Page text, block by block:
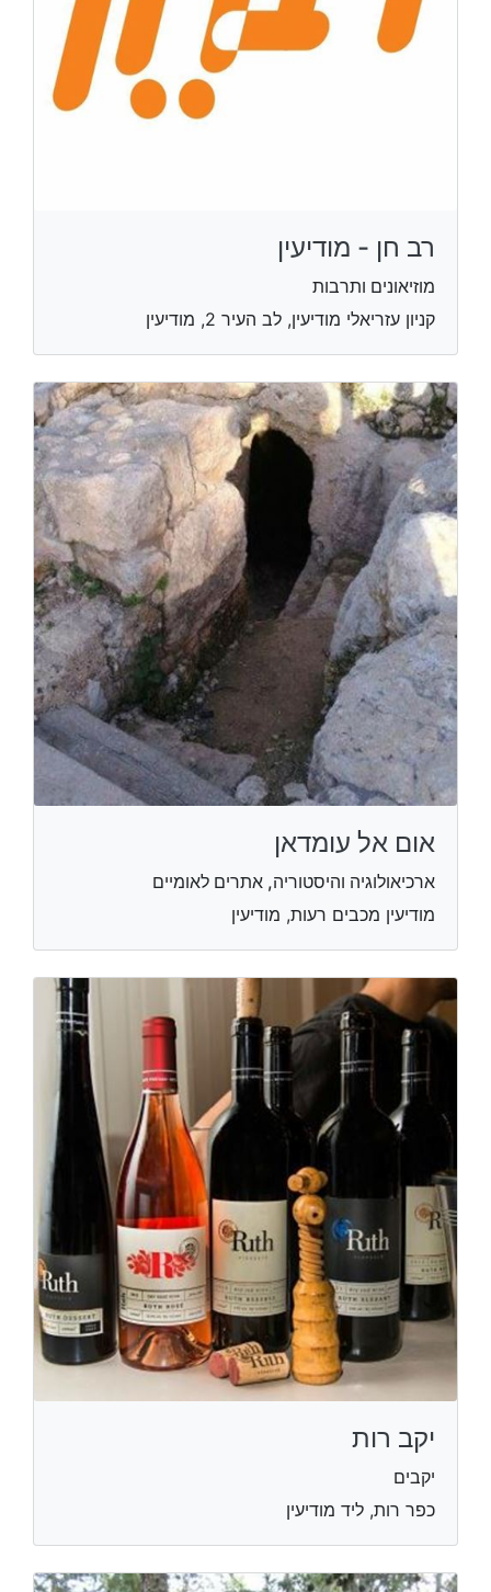
רב חן - מודיעין
מוזיאונים ותרבות
קניון עזריאלי מודיעין, לב העיר 2, מודיעין
אום אל עומדאן
ארכיאולוגיה והיסטוריה, אתרים לאומיים
מודיעין מכבים רעות, מודיעין
יקב רות
יקבים
כפר רות, ליד מודיעין